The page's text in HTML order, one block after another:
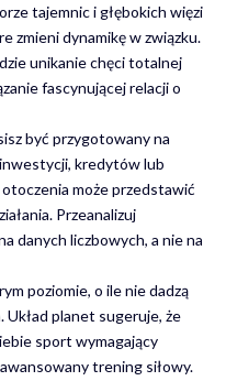
tajemnic i głębokich więzi
zmieni dynamikę w związku.
unikanie chęci totalnej
fascynującej relacji o
być przygotowany na
kredytów lub
może przedstawić
Przeanalizuj
danych liczbowych, a nie na
poziomie, o ile nie dadzą
Układ planet sugeruje, że
sport wymagający
trening siłowy.